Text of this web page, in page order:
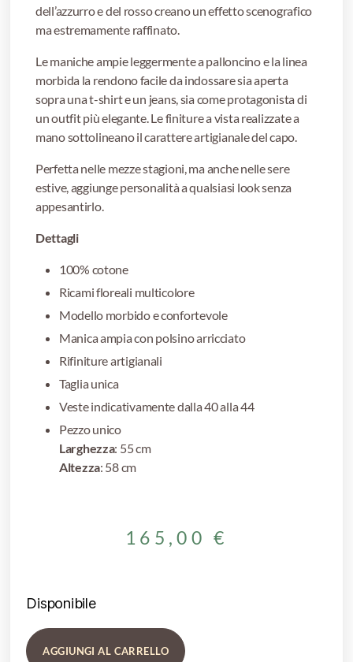
dell’azzurro e del rosso creano un effetto scenografico
ma estremamente raffinato.
Le maniche ampie leggermente a palloncino e la linea
morbida la rendono facile da indossare sia aperta
sopra una t-shirt e un jeans, sia come protagonista di
un outfit più elegante. Le finiture a vista realizzate a
mano sottolineano il carattere artigianale del capo.
Perfetta nelle mezze stagioni, ma anche nelle sere
estive, aggiunge personalità a qualsiasi look senza
appesantirlo.
Dettagli
100% cotone
Ricami floreali multicolore
Modello morbido e confortevole
Manica ampia con polsino arricciato
Rifiniture artigianali
Taglia unica
Veste indicativamente dalla 40 alla 44
Pezzo unico
Larghezza: 55 cm
Altezza: 58 cm
165,00 €
Disponibile
AGGIUNGI AL CARRELLO